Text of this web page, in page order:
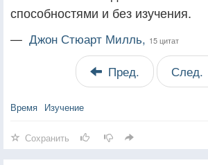
способностями и без изучения.
— Джон Стюарт Милль, 15 цитат
Пред. След.
Время Изучение
Сохранить